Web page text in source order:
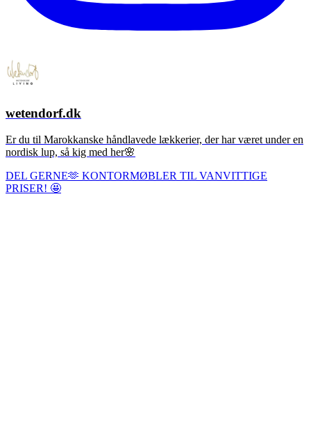
wetendorf.dk
Er du til Marokkanske håndlavede lækkerier, der har været under en
nordisk lup, så kig med her🌸
DEL GERNE🫶 KONTORMØBLER TIL VANVITTIGE
PRISER! 🤩